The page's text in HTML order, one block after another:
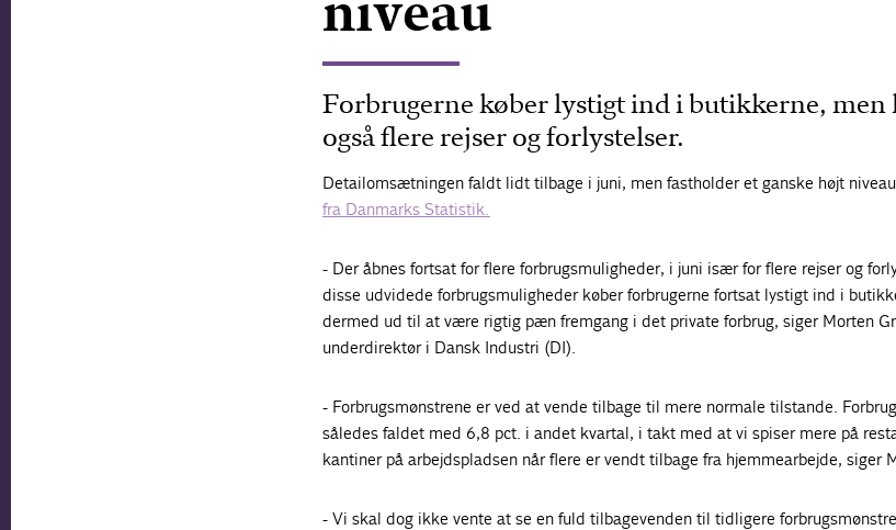
Forbrugerne køber lystigt ind i butikkerne, men
også flere rejser og forlystelser.
Detailomsætningen faldt lidt tilbage i juni, men fastholder et ganske højt
fra Danmarks Statistik.
- Der åbnes fortsat for flere forbrugsmuligheder, i juni især for flere rejser og
disse udvidede forbrugsmuligheder køber forbrugerne fortsat lystigt ind i
dermed ud til at være rigtig pæn fremgang i det private forbrug, siger Morten
underdirektør i Dansk Industri (DI).
- Forbrugsmønstrene er ved at vende tilbage til mere normale tilstande.
således faldet med 6,8 pct. i andet kvartal, i takt med at vi spiser mere på
kantiner på arbejdspladsen når flere er vendt tilbage fra hjemmearbejde, siger
- Vi skal dog ikke vente at se en fuld tilbagevenden til tidligere